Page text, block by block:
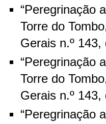
“Peregrinação
Torre do
Gerais n.º
“Peregrinação
Torre do
Gerais n.º
“Peregrinação